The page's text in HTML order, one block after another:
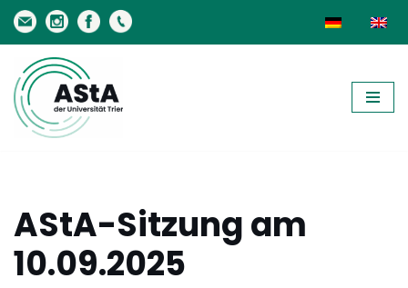
Zum
Inhalt
springen
AStA-Sitzung am
10.09.2025